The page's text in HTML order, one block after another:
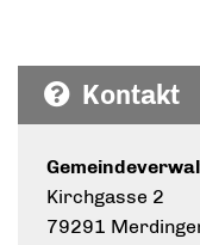
Kontakt
Kirchgasse 2
79291